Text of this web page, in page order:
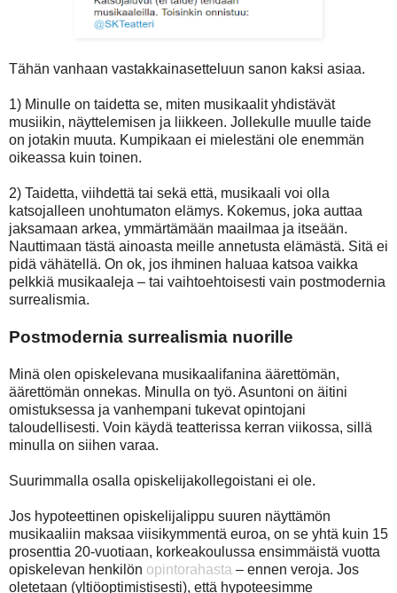
Tähän vanhaan vastakkainasetteluun sanon kaksi asiaa.
1) Minulle on taidetta se, miten musikaalit yhdistävät
musiikin, näyttelemisen ja liikkeen. Jollekulle muulle taide
on jotakin muuta. Kumpikaan ei mielestäni ole enemmän
oikeassa kuin toinen.
2) Taidetta, viihdettä tai sekä että, musikaali voi olla
katsojalleen unohtumaton elämys. Kokemus, joka auttaa
jaksamaan arkea, ymmärtämään maailmaa ja itseään.
Nauttimaan tästä ainoasta meille annetusta elämästä. Sitä ei
pidä vähätellä. On ok, jos ihminen haluaa katsoa vaikka
pelkkiä musikaaleja – tai vaihtoehtoisesti vain postmodernia
surrealismia.
Postmodernia surrealismia nuorille
Minä olen opiskelevana musikaalifanina äärettömän,
äärettömän onnekas. Minulla on työ. Asuntoni on äitini
omistuksessa ja vanhempani tukevat opintojani
taloudellisesti. Voin käydä teatterissa kerran viikossa, sillä
minulla on siihen varaa.
Suurimmalla osalla opiskelijakollegoistani ei ole.
Jos hypoteettinen opiskelijalippu suuren näyttämön
musikaaliin maksaa viisikymmentä euroa, on se yhtä kuin 15
prosenttia 20-vuotiaan, korkeakoulussa ensimmäistä vuotta
opiskelevan henkilön opintorahasta – ennen veroja. Jos
oletetaan (yltiöoptimistisesti), että hypoteesimme